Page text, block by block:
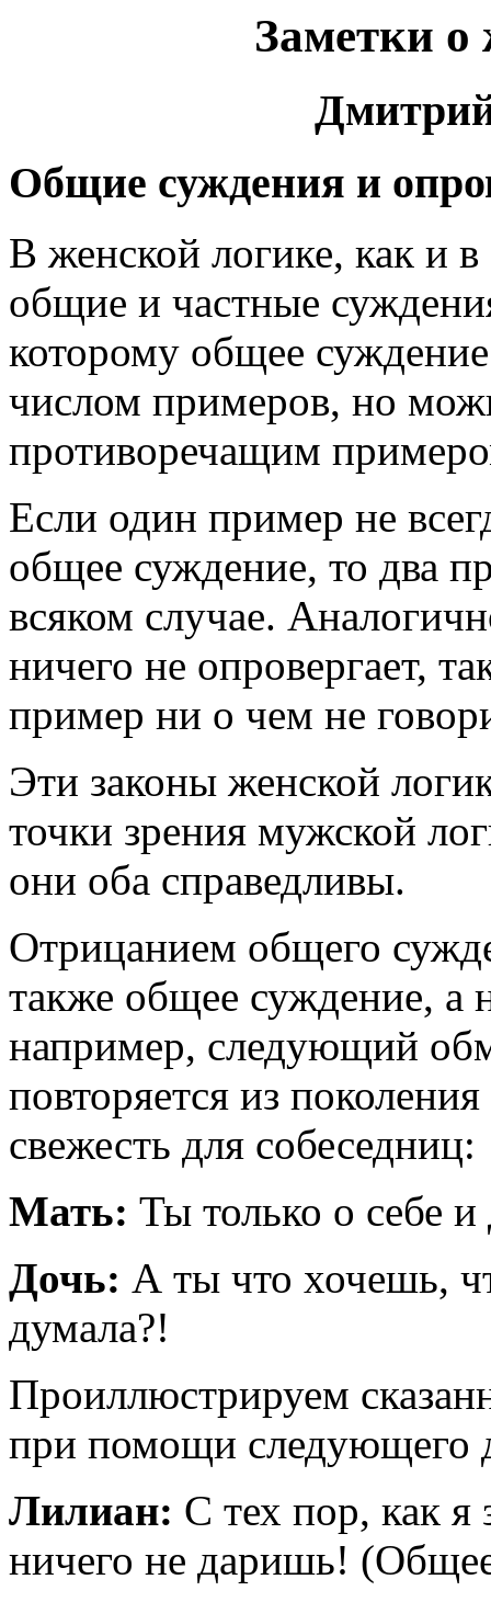
Заметки о
Общие суждения и
В женской логике, как и
общие и частные
которому общее
числом примеров, но
противоречащим
Если один пример не
общее суждение, то два
всяком случае.
ничего не опровергает,
пример ни о чем не
Эти законы женской
точки зрения мужской
они оба справедливы.
Отрицанием общего
также общее суждение, а
например, следующий
повторяется из
свежесть для собеседниц:
Мать: Ты только о себе
Дочь: А ты что хочешь,
думала?!
Проиллюстрируем
при помощи следующего
Лилиан: С тех пор, как
ничего не даришь!